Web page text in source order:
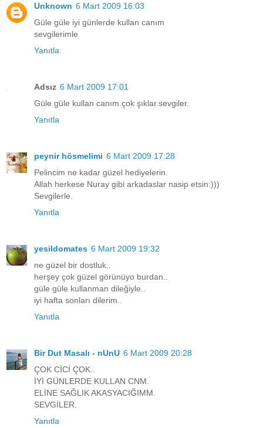
Unknown 6 Mart 2009 16:03
Güle güle iyi günlerde kullan canım
sevgilerimle
Yanıtla
Adsız 6 Mart 2009 17:01
Güle güle kullan canım.çok şıklar.sevgiler.
Yanıtla
peynir hösmelimi 6 Mart 2009 17:28
Pelincim ne kadar güzel hediyelerin.
Allah herkese Nuray gibi arkadaslar nasip etsin:)))
Sevgilerle.
Yanıtla
yesildomates 6 Mart 2009 19:32
ne güzel bir dostluk..
herşey çok güzel görünüyo burdan..
güle güle kullanman dileğiyle..
iyi hafta sonları dilerim..
Yanıtla
Bir Dut Masalı - nUnU 6 Mart 2009 20:28
ÇOK CİCİ ÇOK..
İYİ GÜNLERDE KULLAN CNM.
ELİNE SAĞLIK AKASYACIĞIMM.
SEVGİLER.
Yanıtla